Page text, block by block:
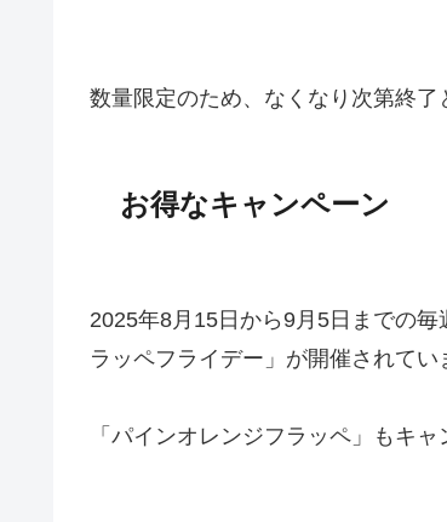
数量限定のため、なくなり次第終了
お得なキャンペーン
2025年8月15日から9月5日までの
ラッペフライデー」が開催されてい
「パインオレンジフラッペ」もキ